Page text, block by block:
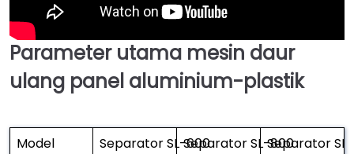
Parameter utama mesin daur
ulang panel aluminium-plastik
Model Separator SL-600Separator SL-800Separator